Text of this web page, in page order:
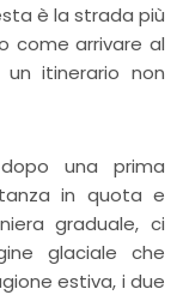
è la strada più
come arrivare al
itinerario non
una prima
in quota e
graduale, ci
glaciale che
estiva, i due